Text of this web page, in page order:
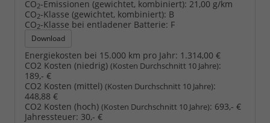
CO2-Emissionen (gewichtet, kombiniert): 21,00 g/km
CO2-Klasse (gewichtet, kombiniert): B
CO2-Klasse bei entladener Batterie: F
Download
Energiekosten bei 15.000 km pro Jahr: 1.314,00 €
CO2 Kosten (niedrig) (Kosten Durchschnitt 10 Jahre):
189,- €
CO2 Kosten (mittel) (Kosten Durchschnitt 10 Jahre):
448,88 €
CO2 Kosten (hoch) (Kosten Durchschnitt 10 Jahre): 693,- €
Jahressteuer: 30,- €